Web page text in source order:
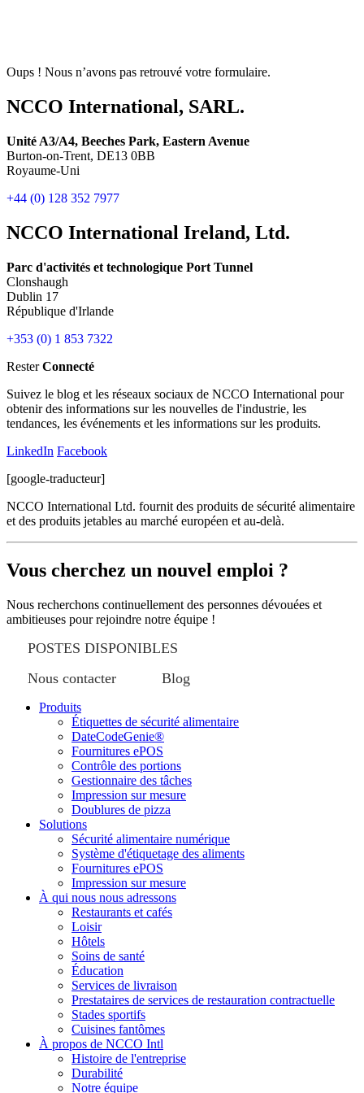
Oups ! Nous n’avons pas retrouvé votre formulaire.
NCCO International, SARL.
Unité A3/A4, Beeches Park, Eastern Avenue
Burton-on-Trent, DE13 0BB
Royaume-Uni
+44 (0) 128 352 7977
NCCO International Ireland, Ltd.
Parc d'activités et technologique Port Tunnel
Clonshaugh
Dublin 17
République d'Irlande
+353 (0) 1 853 7322
ResterConnecté
Suivez le blog et les réseaux sociaux de NCCO International pour
obtenir des informations sur les nouvelles de l'industrie, les
tendances, les événements et les informations sur les produits.
LinkedIn Facebook
[google-traducteur]
NCCO International Ltd. fournit des produits de sécurité alimentaire
et des produits jetables au marché européen et au-delà.
Vous cherchez un nouvel emploi ?
Nous recherchons continuellement des personnes dévouées et
ambitieuses pour rejoindre notre équipe !
POSTES DISPONIBLES
Nous contacter
Blog
Produits
Étiquettes de sécurité alimentaire
DateCodeGenie®
Fournitures ePOS
Contrôle des portions
Gestionnaire des tâches
Impression sur mesure
Doublures de pizza
Solutions
Sécurité alimentaire numérique
Système d'étiquetage des aliments
Fournitures ePOS
Impression sur mesure
À qui nous nous adressons
Restaurants et cafés
Loisir
Hôtels
Soins de santé
Éducation
Services de livraison
Prestataires de services de restauration contractuelle
Stades sportifs
Cuisines fantômes
À propos de NCCO Intl
Histoire de l'entreprise
Durabilité
Notre équipe